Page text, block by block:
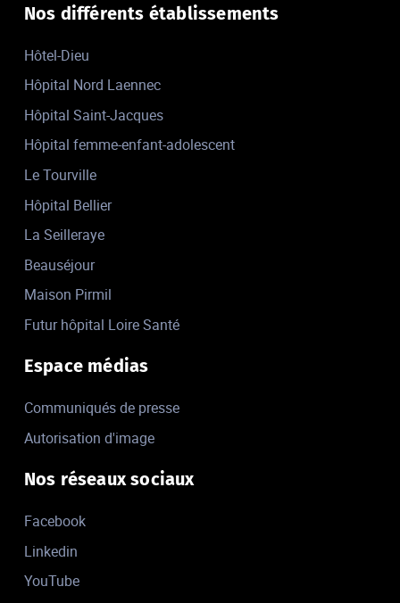
Nos différents établissements
Hôtel-Dieu
Hôpital Nord Laennec
Hôpital Saint-Jacques
Hôpital femme-enfant-adolescent
Le Tourville
Hôpital Bellier
La Seilleraye
Beauséjour
Maison Pirmil
Futur hôpital Loire Santé
Espace médias
Communiqués de presse
Autorisation d'image
Nos réseaux sociaux
Facebook
Linkedin
YouTube